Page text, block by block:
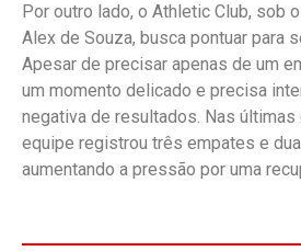
Por outro lado, o Athletic Club, sob
Alex de Souza, busca pontuar para
Apesar de precisar apenas de um
um momento delicado e precisa
negativa de resultados. Nas últimas
equipe registrou três empates e
aumentando a pressão por uma